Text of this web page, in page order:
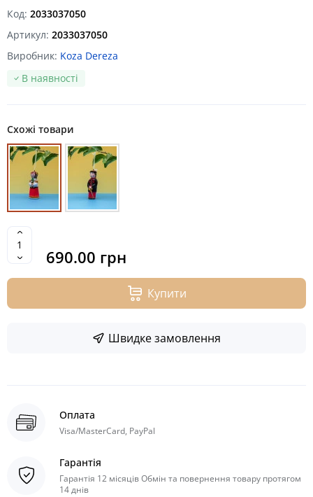
Код: 2033037050
Артикул: 2033037050
Виробник: Koza Dereza
В наявності
Схожі товари
690.00 грн
Купити
Швидке замовлення
Оплата
Visa/MasterCard, PayPal
Гарантія
Гарантія 12 місяців Обмін та повернення товару протягом
14 днів